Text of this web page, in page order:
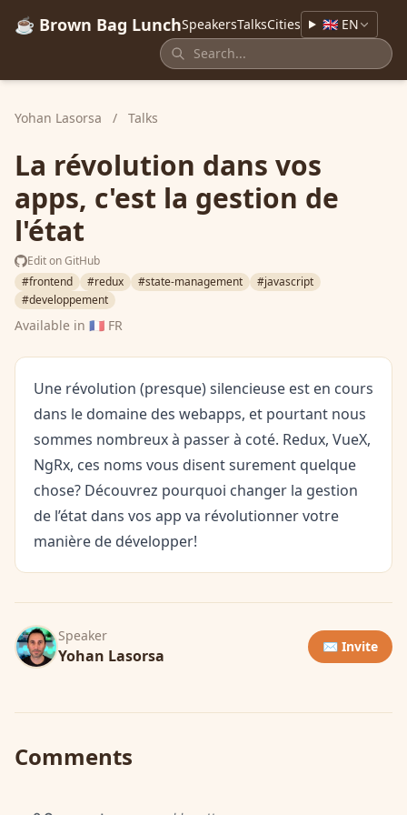
☕ Brown Bag LunchSpeakersTalksCities 🇬🇧 EN
Yohan Lasorsa / Talks
La révolution dans vos
apps, c'est la gestion de
l'état
Edit on GitHub
#frontend
#redux #state-management
#javascript
#developpement
Available in 🇫🇷 FR
Une révolution (presque) silencieuse est en cours
dans le domaine des webapps, et pourtant nous
sommes nombreux à passer à coté. Redux, VueX,
NgRx, ces noms vous disent surement quelque
chose? Découvrez pourquoi changer la gestion
de l’état dans vos app va révolutionner votre
manière de développer!
Speaker
Yohan Lasorsa ✉️ Invite
Comments